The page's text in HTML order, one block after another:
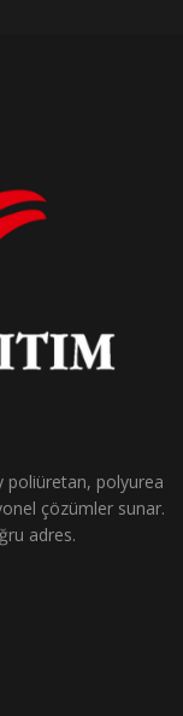
poliüretan, polyurea
çözümler sunar.
adres.